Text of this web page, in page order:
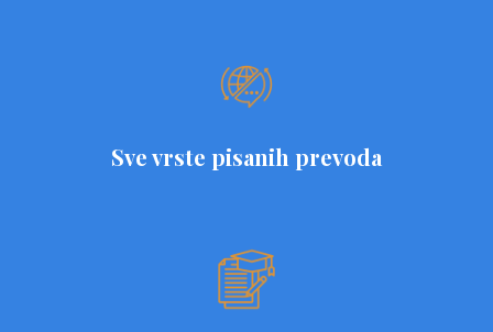
Sve vrste pisanih prevoda